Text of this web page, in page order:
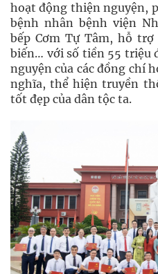
hoạt động thiện nguyện,
bệnh nhân bệnh viện
bếp Cơm Tự Tâm, hỗ
biến… với số tiền 55 triệu
nguyện của các đồng chí
nghĩa, thể hiện truyền
tốt đẹp của dân tộc ta.